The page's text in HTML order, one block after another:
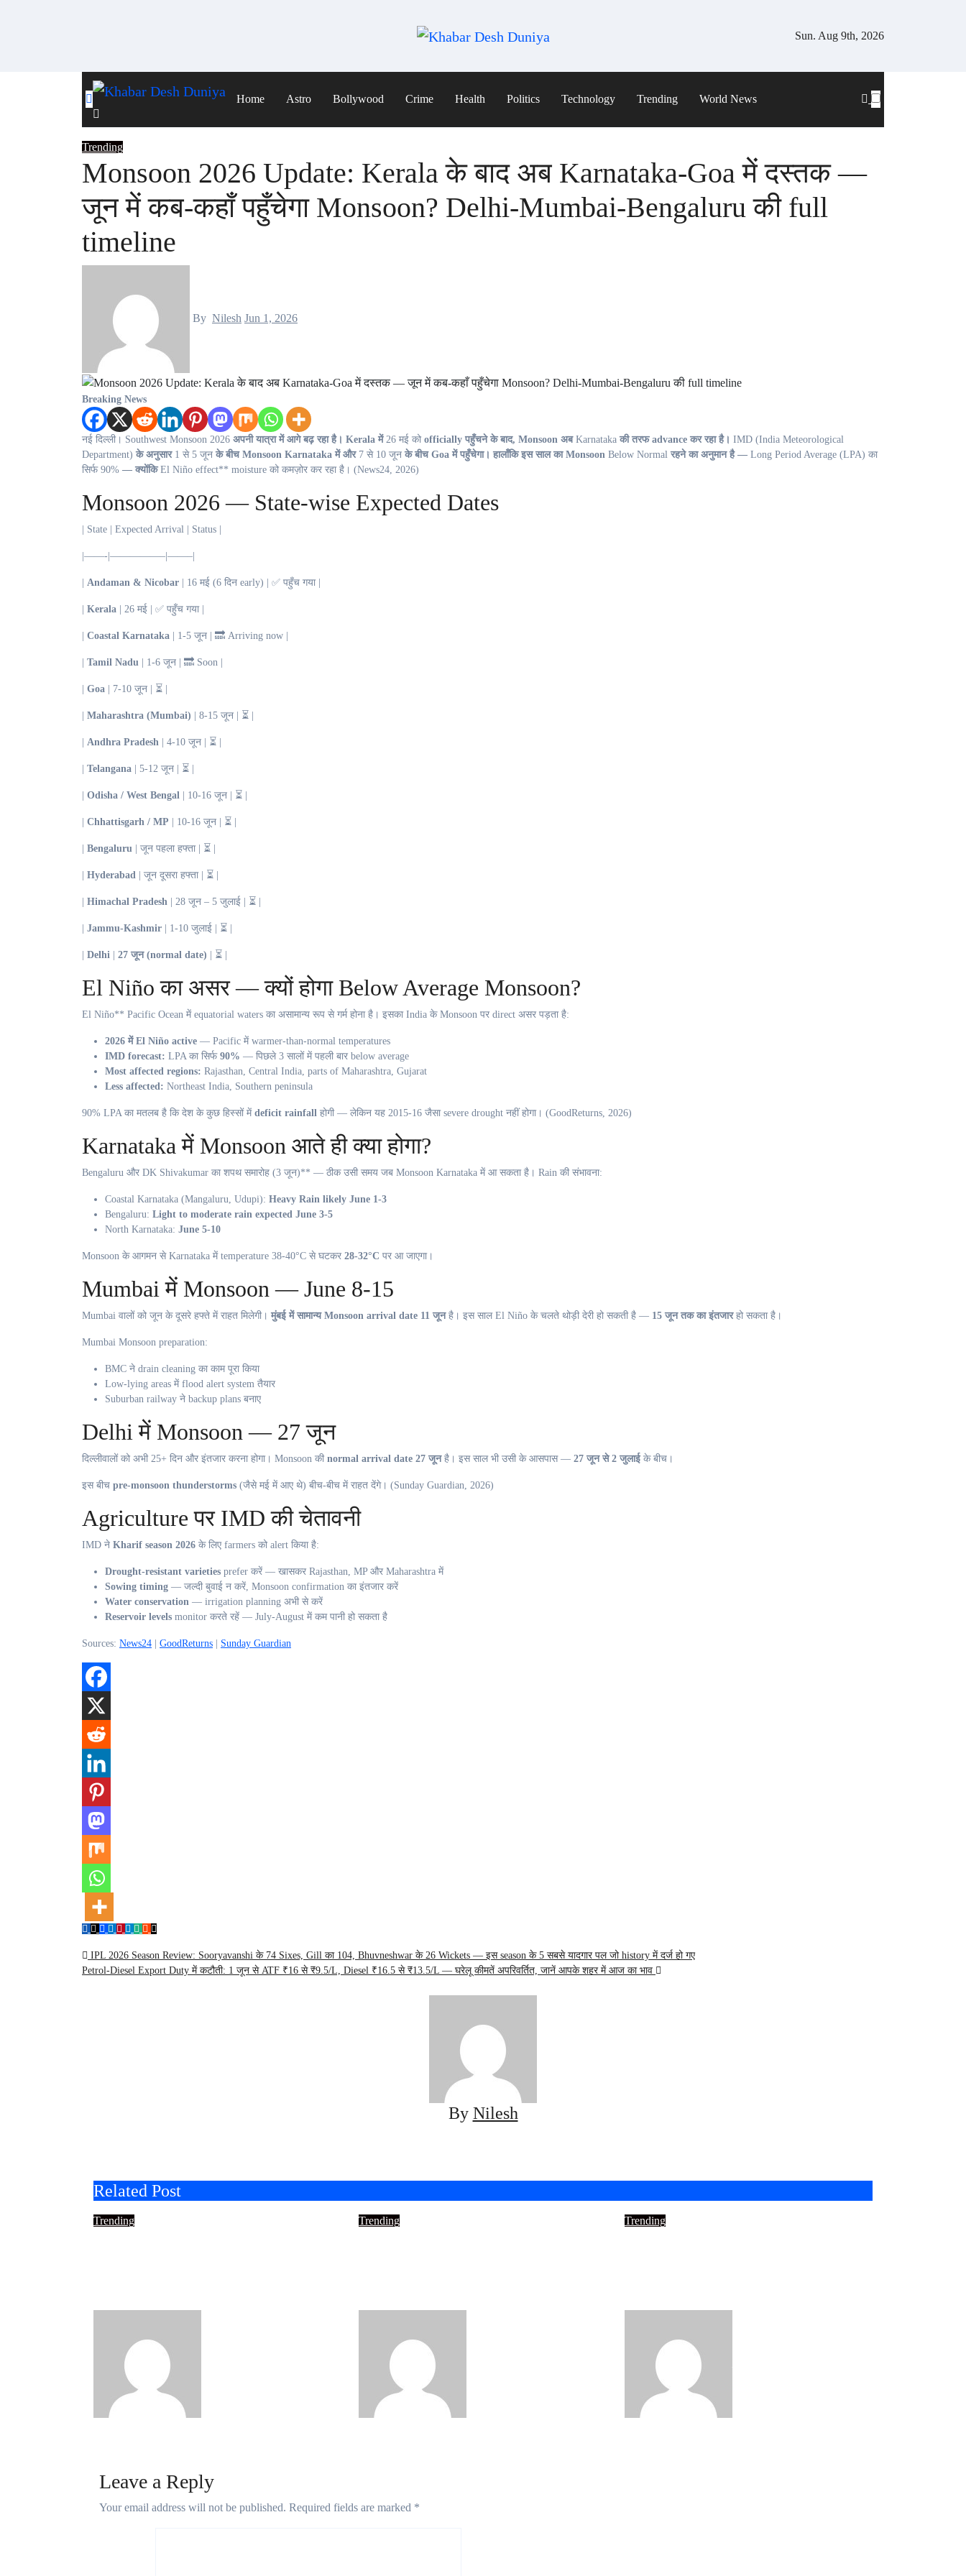
Sun. Aug 9th, 2026
Home Astro Bollywood Crime Health Politics Technology Trending World News
Trending
Monsoon 2026 Update: Kerala के बाद अब Karnataka-Goa में दस्तक —
जून में कब-कहाँ पहुँचेगा Monsoon? Delhi-Mumbai-Bengaluru की full
timeline
By Nilesh Jun 1, 2026
Breaking News
नई दिल्ली। Southwest Monsoon 2026 अपनी यात्रा में आगे बढ़ रहा है। Kerala में 26 मई कोofficially पहुँचने के बाद, Monsoon अब Karnataka की तरफ advance कर रहा है। IMD (India Meteorological
Department) के अनुसार 1 से 5 जून के बीच Monsoon Karnataka में और 7 से 10 जून के बीच Goa में पहुँचेगा। हालाँकि इस साल का Monsoon Below Normal रहने का अनुमान है — Long Period Average (LPA) का
सिर्फ 90% — क्योंकिEl Niño effect** moisture को कमज़ोर कर रहा है। (News24, 2026)
Monsoon 2026 — State-wise Expected Dates
| State | Expected Arrival | Status |
|——-|—————–|——–|
| Andaman & Nicobar | 16 मई (6 दिन early) | ✅ पहुँच गया |
| Kerala | 26 मई | ✅ पहुँच गया |
| Coastal Karnataka | 1-5 जून | 🔜 Arriving now |
| Tamil Nadu | 1-6 जून | 🔜 Soon |
| Goa | 7-10 जून | ⏳ |
| Maharashtra (Mumbai) | 8-15 जून | ⏳ |
| Andhra Pradesh | 4-10 जून | ⏳ |
| Telangana | 5-12 जून | ⏳ |
| Odisha / West Bengal | 10-16 जून | ⏳ |
| Chhattisgarh / MP | 10-16 जून | ⏳ |
| Bengaluru | जून पहला हफ्ता | ⏳ |
| Hyderabad | जून दूसरा हफ्ता | ⏳ |
| Himachal Pradesh | 28 जून – 5 जुलाई | ⏳ |
| Jammu-Kashmir | 1-10 जुलाई | ⏳ |
| Delhi | 27 जून (normal date) | ⏳ |
El Niño का असर — क्यों होगा Below Average Monsoon?
El Niño** Pacific Ocean में equatorial waters का असामान्य रूप से गर्म होना है। इसका India के Monsoon पर direct असर पड़ता है:
2026 में El Niño active — Pacific में warmer-than-normal temperatures
IMD forecast: LPA का सिर्फ 90% — पिछले 3 सालों में पहली बार below average
Most affected regions: Rajasthan, Central India, parts of Maharashtra, Gujarat
Less affected: Northeast India, Southern peninsula
90% LPA का मतलब है कि देश के कुछ हिस्सों में deficit rainfall होगी — लेकिन यह 2015-16 जैसा severe drought नहीं होगा। (GoodReturns, 2026)
Karnataka में Monsoon आते ही क्या होगा?
Bengaluru और DK Shivakumar का शपथ समारोह (3 जून)** — ठीक उसी समय जब Monsoon Karnataka में आ सकता है। Rain की संभावना:
Coastal Karnataka (Mangaluru, Udupi): Heavy Rain likely June 1-3
Bengaluru: Light to moderate rain expected June 3-5
North Karnataka: June 5-10
Monsoon के आगमन से Karnataka में temperature 38-40°C से घटकर 28-32°C पर आ जाएगा।
Mumbai में Monsoon — June 8-15
Mumbai वालों को जून के दूसरे हफ्ते में राहत मिलेगी। मुंबई में सामान्य Monsoon arrival date 11 जूनहै। इस साल El Niño के चलते थोड़ी देरी हो सकती है — 15 जून तक का इंतजारहो सकता है।
Mumbai Monsoon preparation:
BMC ने drain cleaning का काम पूरा किया
Low-lying areas में flood alert system तैयार
Suburban railway ने backup plans बनाए
Delhi में Monsoon — 27 जून
दिल्लीवालों को अभी 25+ दिन और इंतजार करना होगा। Monsoon की normal arrival date 27 जूनहै। इस साल भी उसी के आसपास — 27 जून से 2 जुलाईके बीच।
इस बीच pre-monsoon thunderstorms (जैसे मई में आए थे) बीच-बीच में राहत देंगे। (Sunday Guardian, 2026)
Agriculture पर IMD की चेतावनी
IMD ने Kharif season 2026 के लिए farmers को alert किया है:
Drought-resistant varieties prefer करें — खासकर Rajasthan, MP और Maharashtra में
Sowing timing — जल्दी बुवाई न करें, Monsoon confirmation का इंतजार करें
Water conservation — irrigation planning अभी से करें
Reservoir levels monitor करते रहें — July-August में कम पानी हो सकता है
Sources: News24 | GoodReturns | Sunday Guardian
Post
IPL 2026 Season Review: Sooryavanshi के 74 Sixes, Gill का 104, Bhuvneshwar के 26 Wickets — इस season के 5 सबसे यादगार पल जो history में दर्ज हो गए
Petrol-Diesel Export Duty में कटौती: 1 जून से ATF ₹16 से ₹9.5/L, Diesel ₹16.5 से ₹13.5/L — घरेलू कीमतें अपरिवर्तित, जानें आपके शहर में आज का भाव
By Nilesh
Related Post
Trending Trending Trending
Leave a Reply
Your email address will not be published. Required fields are marked *